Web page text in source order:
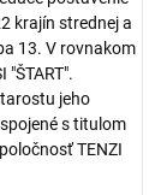
krajín strednej a
13. V rovnakom
jeho
s titulom
TENZI